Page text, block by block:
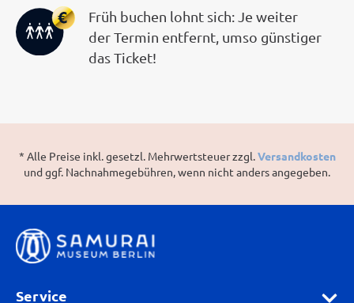
Früh buchen lohnt sich: Je weiter
der Termin entfernt, umso günstiger
das Ticket!
* Alle Preise inkl. gesetzl. Mehrwertsteuer zzgl.Versandkosten
und ggf. Nachnahmegebühren, wenn nicht anders angegeben.
Service